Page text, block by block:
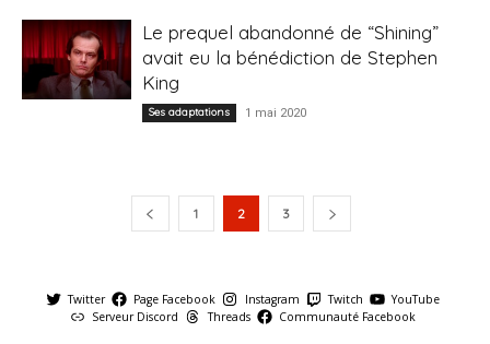
Le prequel abandonné de “Shining”
avait eu la bénédiction de Stephen
King
Ses adaptations 1 mai 2020
1 2 3
Twitter Page Facebook Instagram Twitch
YouTube
Serveur Discord
Threads Communauté Facebook